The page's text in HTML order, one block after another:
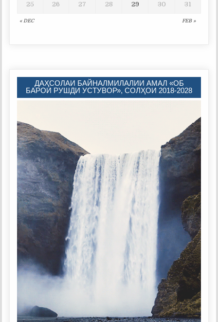
« DEC FEB »
25 26 27 28 29 30 31
ДАҲСОЛАИ БАЙНАЛМИЛАЛИИ АМАЛ «ОБ
БАРОИ РУШДИ УСТУВОР», СОЛҲОИ 2018-2028